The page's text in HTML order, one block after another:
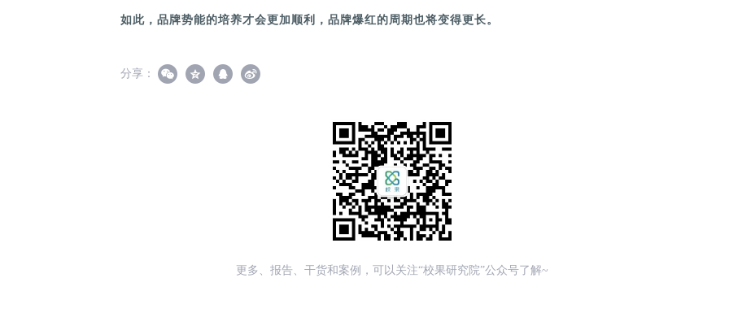
如此，品牌势能的培养才会更加顺利，品牌爆红的周期也将变得更长。
分享：
更多、报告、干货和案例，可以关注“校果研究院”公众号了解~